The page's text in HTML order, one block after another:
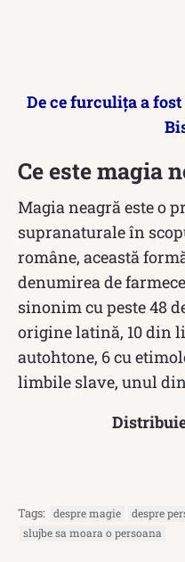
De ce furculița a
Ce este magia
Magia neagră este o
supranaturale în
române, această
denumirea de
sinonim cu peste 48
origine latină, 10 din
autohtone, 6 cu
limbile slave, unul
Tags: despre magie despre
slujbe sa moara o persoana